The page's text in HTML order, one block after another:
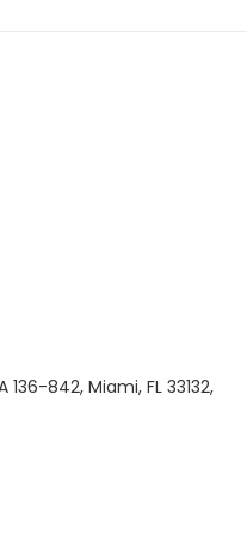
136-842, Miami, FL 33132,